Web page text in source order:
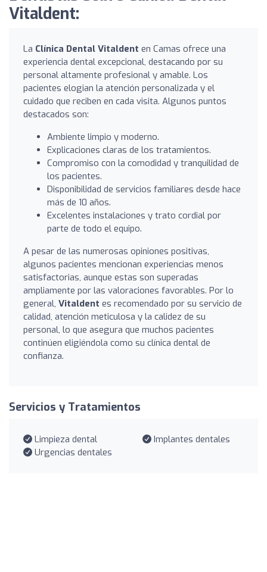
Vitaldent:
La Clínica Dental Vitaldent en Camas ofrece una
experiencia dental excepcional, destacando por su
personal altamente profesional y amable. Los
pacientes elogian la atención personalizada y el
cuidado que reciben en cada visita. Algunos puntos
destacados son:
Ambiente limpio y moderno.
Explicaciones claras de los tratamientos.
Compromiso con la comodidad y tranquilidad de
los pacientes.
Disponibilidad de servicios familiares desde hace
más de 10 años.
Excelentes instalaciones y trato cordial por
parte de todo el equipo.
A pesar de las numerosas opiniones positivas,
algunos pacientes mencionan experiencias menos
satisfactorias, aunque estas son superadas
ampliamente por las valoraciones favorables. Por lo
general, Vitaldent es recomendado por su servicio de
calidad, atención meticulosa y la calidez de su
personal, lo que asegura que muchos pacientes
continúen eligiéndola como su clínica dental de
confianza.
Servicios y Tratamientos
Limpieza dental
Implantes dentales
Urgencias dentales